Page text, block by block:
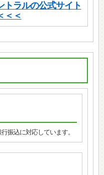
トラルの公式サイト
＜＜
振込に対応しています。